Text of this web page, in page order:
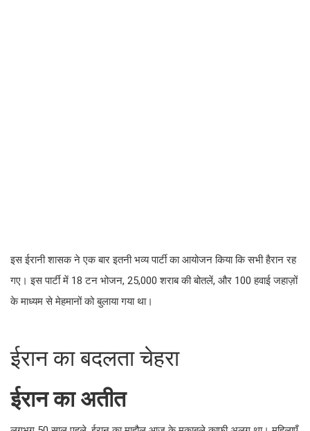
हैरान रह गए। इस पार्टी में 18 टन भोजन, 25,000 शराब की बोतलें, और
ईरान का अतीत
लगभग 50 साल पहले, ईरान का माहौल आज के मुकाबले काफी अलग था।
महिलाएँ पश्चिमी कपड़ों में स्वतंत्रता से घूमती थीं और समाज में एक